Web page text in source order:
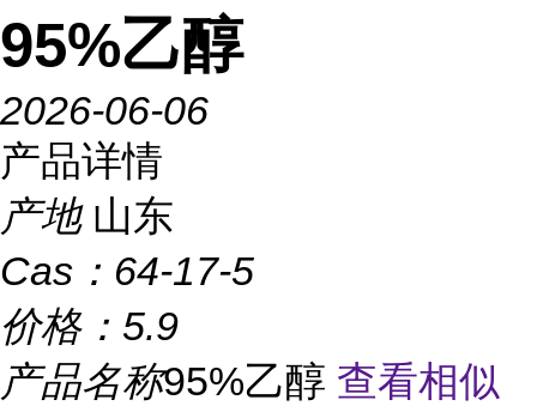
95%乙醇
2026-06-06
产品详情
产地 山东
Cas： 64-17-5
价格： 5.9
产品名称95%乙醇 查看相似